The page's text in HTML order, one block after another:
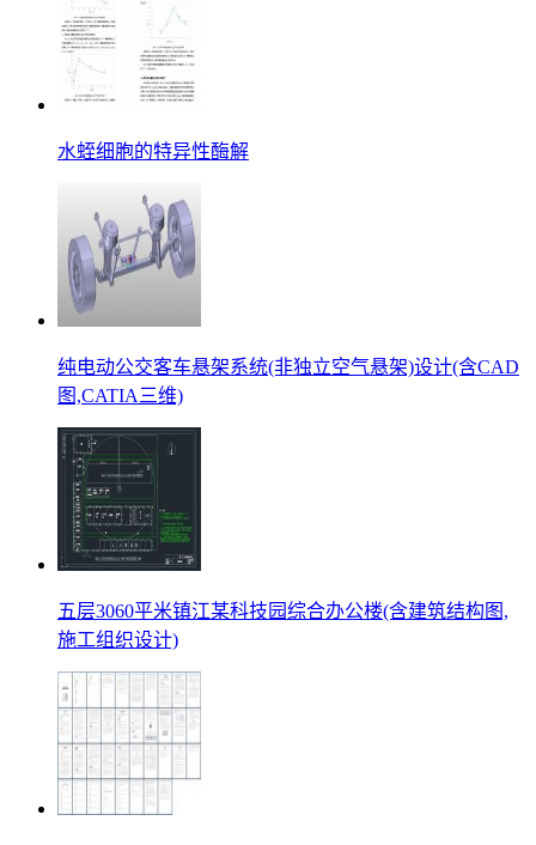
水蛭细胞的特异性酶解
纯电动公交客车悬架系统(非独立空气悬架)设计(含CAD
图,CATIA三维)
五层3060平米镇江某科技园综合办公楼(含建筑结构图,
施工组织设计)